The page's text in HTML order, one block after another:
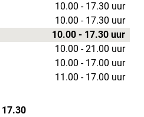
10.00 - 17.30 uur
10.00 - 17.30 uur
10.00 - 17.30 uur
10.00 - 21.00 uur
10.00 - 17.00 uur
11.00 - 17.00 uur
17.30